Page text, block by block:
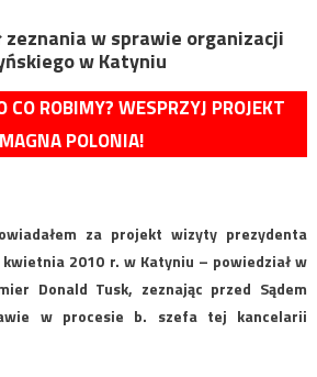
zeznania w sprawie organizacji
w Katyniu
CO ROBIMY? WESPRZYJ PROJEKT
MAGNA POLONIA!
za projekt wizyty prezydenta
kwietnia 2010 r. w Katyniu – powiedział w
Donald Tusk, zeznając przed Sądem
w procesie b. szefa tej kancelarii